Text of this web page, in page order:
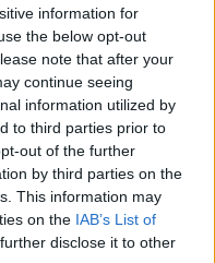
information for
the below opt-out
note that after your
continue seeing
information utilized by
to third parties prior to
out of the further
by third parties on the
This information may
on the IAB’s List of
disclose it to other
objavo in
ob tem pa
velja za primer
preglednosti